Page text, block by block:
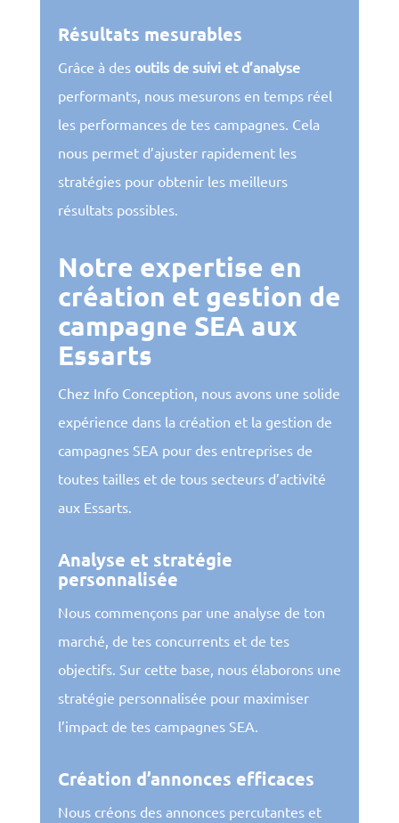
Résultats mesurables
Grâce à des outils de suivi et d’analyse
performants, nous mesurons en temps réel
les performances de tes campagnes. Cela
nous permet d’ajuster rapidement les
stratégies pour obtenir les meilleurs
résultats possibles.
Notre expertise en
création et gestion de
campagne SEA aux
Essarts
Chez Info Conception, nous avons une solide
expérience dans la création et la gestion de
campagnes SEA pour des entreprises de
toutes tailles et de tous secteurs d’activité
aux Essarts.
Analyse et stratégie
personnalisée
Nous commençons par une analyse de ton
marché, de tes concurrents et de tes
objectifs. Sur cette base, nous élaborons une
stratégie personnalisée pour maximiser
l’impact de tes campagnes SEA.
Création d’annonces efficaces
Nous créons des annonces percutantes et